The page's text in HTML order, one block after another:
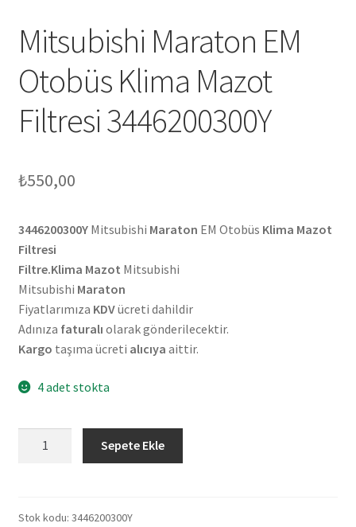
Mitsubishi Maraton EM
Otobüs Klima Mazot
Filtresi 3446200300Y
₺550,00
3446200300YMitsubishi Maraton EM Otobüs Klima Mazot
Filtresi
Filtre.Klima Mazot Mitsubishi
Mitsubishi Maraton
Fiyatlarımıza KDVücreti dahildir
Adınıza faturalı olarak gönderilecektir.
Kargo taşıma ücreti alıcıya aittir.
4 adet stokta
Klima
Sepete Ekle
Stok kodu: 3446200300Y